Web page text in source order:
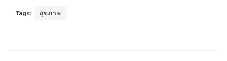
Tags: สุขภาพ